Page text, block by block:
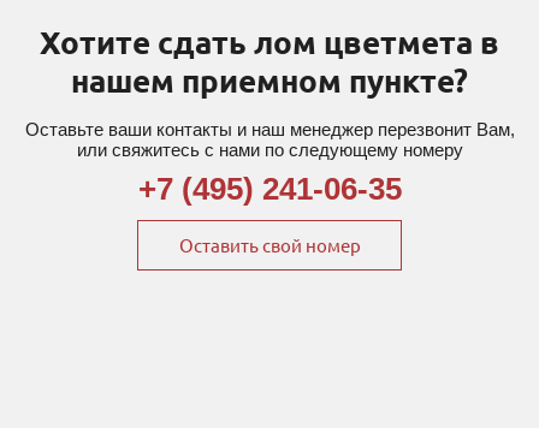
Хотите сдать лом цветмета в
нашем приемном пункте?
Оставьте ваши контакты и наш менеджер перезвонит Вам,
или свяжитесь с нами по следующему номеру
+7 (495) 241-06-35
Оставить свой номер